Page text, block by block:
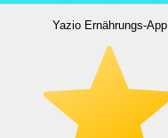
Yazio Ernährungs-App